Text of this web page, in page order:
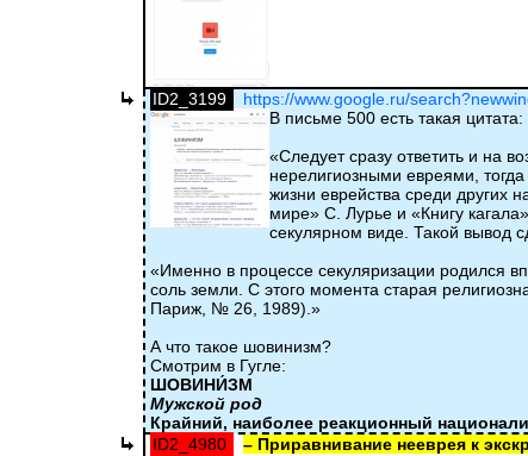
ID2_3199
https://www.google.ru/
В письме 500 есть такая цитата:
«Следует сразу ответить и на
нерелигиозными евреями,
жизни еврейства среди других
мире» С. Лурье и «Книгу
секулярном виде. Такой вывод
«Именно в процессе секуляризации родился
соль земли. С этого момента старая
Париж, № 26, 1989).»
А что такое шовинизм?
Смотрим в Гугле:
ШОВИНИ́ЗМ
Мужской род
Крайний, наиболее реакционный
ID2_4980
– Приравнивание нееврея к